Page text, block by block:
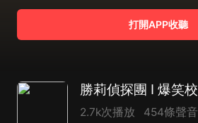
打開APP收聽
2.7k次播放 454條聲音